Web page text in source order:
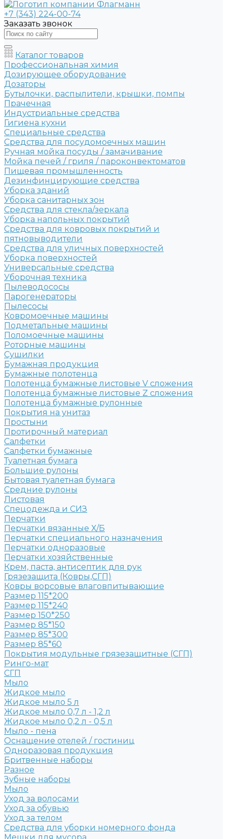
+7 (343) 224-00-74
Заказать звонок
Каталог товаров
Профессиональная химия
Дозирующее оборудование
Дозаторы
Бутылочки, распылители, крышки, помпы
Прачечная
Индустриальные средства
Гигиена кухни
Специальные средства
Средства для посудомоечных машин
Ручная мойка посуды / замачивание
Мойка печей / гриля / пароконвектоматов
Пищевая промышленность
Дезинфинцирующие средства
Уборка зданий
Уборка санитарных зон
Средства для стекла/зеркала
Уборка напольных покрытий
Средства для ковровых покрытий и
пятновыводители
Средства для уличных поверхностей
Уборка поверхностей
Универсальные средства
Уборочная техника
Пылеводососы
Парогенераторы
Пылесосы
Ковромоечные машины
Подметальные машины
Поломоечные машины
Роторные машины
Сушилки
Бумажная продукция
Бумажные полотенца
Полотенца бумажные листовые V сложения
Полотенца бумажные листовые Z сложения
Полотенца бумажные рулонные
Покрытия на унитаз
Простыни
Протирочный материал
Салфетки
Салфетки бумажные
Туалетная бумага
Большие рулоны
Бытовая туалетная бумага
Средние рулоны
Листовая
Спецодежда и СИЗ
Перчатки
Перчатки вязанные Х/Б
Перчатки специального назначения
Перчатки одноразовые
Перчатки хозяйственные
Крем, паста, антисептик для рук
Грязезащита (Ковры,СГП)
Ковры ворсовые влаговпитывающие
Размер 115*200
Размер 115*240
Размер 150*250
Размер 85*150
Размер 85*300
Размер 85*60
Покрытия модульные грязезащитные (СГП)
Ринго-мат
СГП
Мыло
Жидкое мыло
Жидкое мыло 5 л
Жидкое мыло 0,7 л - 1,2 л
Жидкое мыло 0,2 л - 0,5 л
Мыло - пена
Оснащение отелей / гостиниц
Одноразовая продукция
Бритвенные наборы
Разное
Зубные наборы
Мыло
Уход за волосами
Уход за обувью
Уход за телом
Средства для уборки номерного фонда